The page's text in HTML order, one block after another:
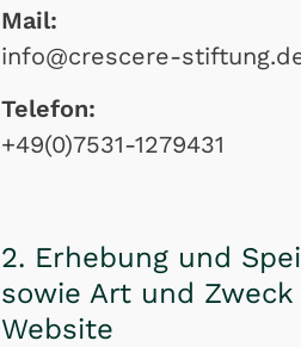
Mail:
info@crescere-
Telefon:
+49(0)7531-1279431
2. Erhebung und
sowie Art und
Website